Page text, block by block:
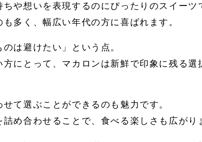
や想いを表現するのにぴったりのスイーツ
多く、幅広い年代の方に喜ばれます。
は避けたい」という点。
にとって、マカロンは新鮮で印象に残る選
て選ぶことができるのも魅力です。
め合わせることで、食べる楽しさも広がり